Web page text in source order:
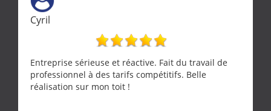
Cyril
Entreprise sérieuse et réactive. Fait du travail de
professionnel à des tarifs compétitifs. Belle
réalisation sur mon toit !